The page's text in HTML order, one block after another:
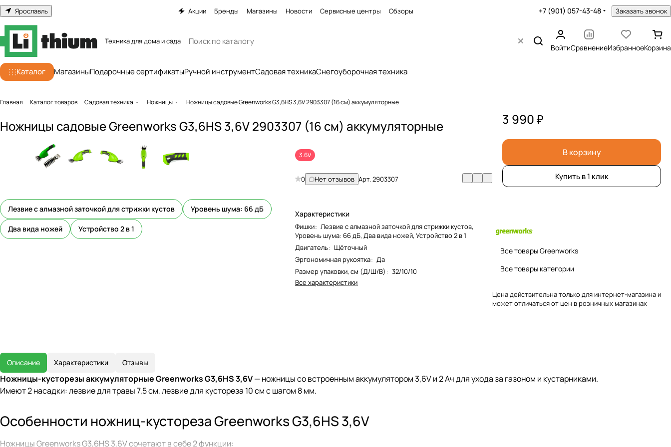
Ярославль Акции Бренды Магазины Новости Сервисные центры Обзоры +7 (901) 057-43-48 Заказать звонок
Техника для дома и сада
ВойтиСравнениеИзбранноеКорзина
Каталог МагазиныПодарочные сертификатыРучной инструментСадовая техникаСнегоуборочная техника
Главная Каталог товаров Садовая техника Ножницы Ножницы садовые Greenworks G3,6HS 3,6V 2903307 (16 см) аккумуляторные
Ножницы садовые Greenworks G3,6HS 3,6V 2903307 (16 см) аккумуляторные
Лезвие с алмазной заточкой для стрижки кустов Уровень шума: 66 дБ
Два вида ножей Устройство 2 в 1
3.6V
0 Нет отзывов Арт.2903307
Характеристики
Фишки: Лезвие с алмазной заточкой для стрижки кустов,
Уровень шума: 66 дБ, Два вида ножей, Устройство 2 в 1
Двигатель: Щёточный
Эргономичная рукоятка: Да
Размер упаковки, см (Д/Ш/В) : 32/10/10
Все характеристики
3 990 ₽
В корзину
Купить в 1 клик
Все товары Greenworks
Все товары категории
Цена действительна только для интернет-магазина и
может отличаться от цен в розничных магазинах
Описание Характеристики Отзывы
Ножницы-кусторезы аккумуляторные Greenworks G3,6HS 3,6V— ножницы со встроенным аккумулятором 3,6V и 2 Ач для ухода за газоном и кустарниками.
Имеют 2 насадки: лезвие для травы 7,5 см, лезвие для кустореза 10 см с шагом 8 мм.
Особенности ножниц-кустореза Greenworks G3,6HS 3,6V
Ножницы Greenworks G3,6HS 3,6V сочетают в себе 2 функции: